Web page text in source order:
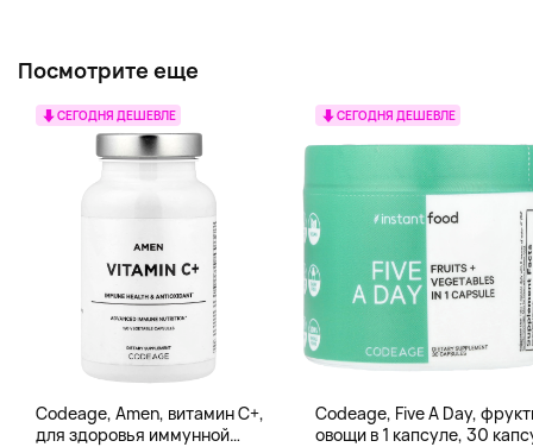
Посмотрите еще
СЕГОДНЯ ДЕШЕВЛЕ
Codeage, Amen, витамин C+,
для здоровья иммунной
СЕГОДНЯ ДЕШЕВЛЕ
Codeage, Five A Day,
овощи в 1 капсуле, 30